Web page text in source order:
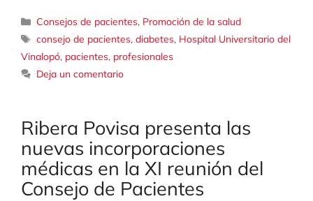
Categorías
Consejos de pacientes, Promoción de la salud
Etiquetas
consejo de pacientes,diabetes, Hospital Universitario del
Vinalopó, pacientes, profesionales
Deja un comentario
Ribera Povisa presenta las
nuevas incorporaciones
médicas en la XI reunión del
Consejo de Pacientes